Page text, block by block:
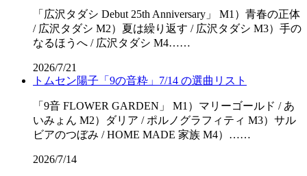
「広沢タダシ Debut 25th Anniversary」 M1）青春の正体
/ 広沢タダシ M2）夏は繰り返す / 広沢タダシ M3）手の
なるほうへ / 広沢タダシ M4……
2026/7/21
トムセン陽子「9の音粋」7/14 の選曲リスト
「9音 FLOWER GARDEN」 M1）マリーゴールド / あ
いみょん M2）ダリア / ポルノグラフィティ M3）サル
ビアのつぼみ / HOME MADE 家族 M4）……
2026/7/14